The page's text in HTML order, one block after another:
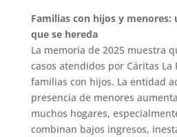
Familias con hijos y menores:
que se hereda
La memoria de 2025 muestra
casos atendidos por Cáritas La
familias con hijos. La entidad
presencia de menores
muchos hogares,
combinan bajos ingresos,